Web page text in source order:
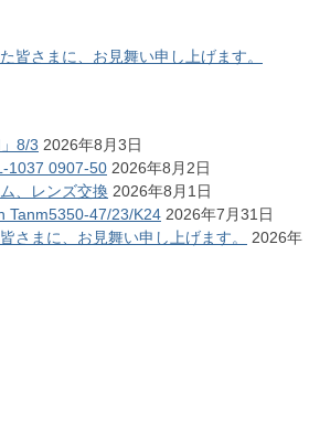
皆さまに、お見舞い申し上げます。
8/3 2026年8月3日
1037 0907-50 2026年8月2日
、レンズ交換 2026年8月1日
Tanm5350-47/23/K24 2026年7月31日
さまに、お見舞い申し上げます。
2026年